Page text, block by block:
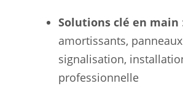
Solutions clé en main
amortissants,
signalisation,
professionnelle